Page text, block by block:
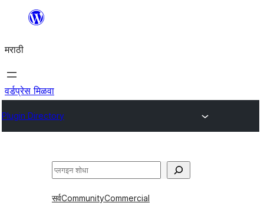
सामुग्रीवर
मराठी
वर्डप्रेस मिळवा
Plugin Directory
शोधा
सर्वCommunityCommercial